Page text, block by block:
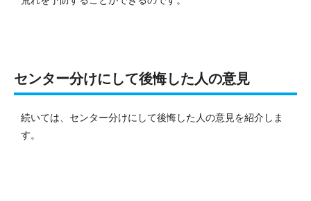
センター分けにして後悔した人の意見
続いては、センター分けにして後悔した人の意見を紹介しま
す。